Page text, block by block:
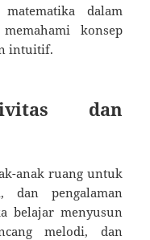
dalam
konsep
intuitif.
dan
anak ruang untuk
dan pengalaman
belajar menyusun
melodi, dan